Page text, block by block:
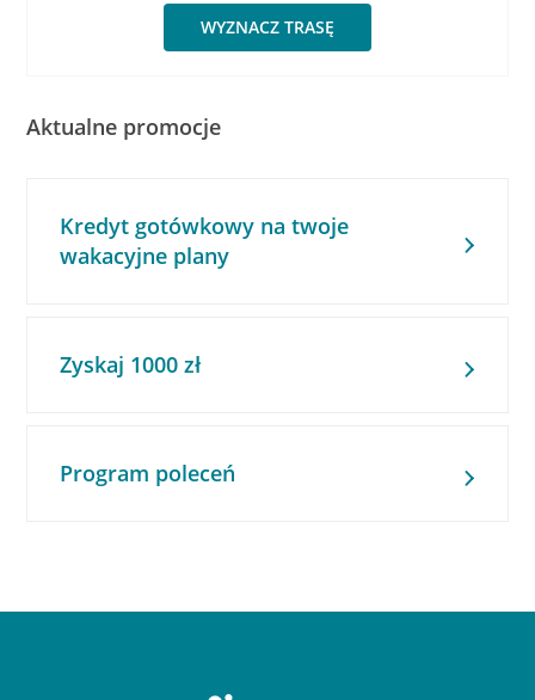
WYZNACZ TRASĘ
Aktualne promocje
Kredyt gotówkowy na twoje
wakacyjne plany
Zyskaj 1000 zł
Program poleceń